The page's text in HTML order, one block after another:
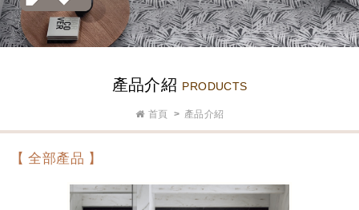
產品介紹 PRODUCTS
首頁 產品介紹
【 全部產品 】